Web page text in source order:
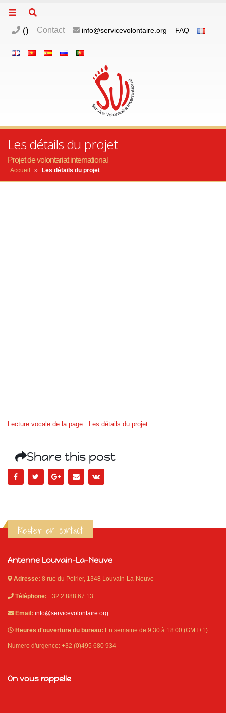
() Contact info@servicevolontaire.org FAQ
Les détails du projet
Projet de volontariat international
Accueil » Les détails du projet
Lecture vocale de la page : Les détails du projet
Share this post
Rester en contact
Antenne Louvain-La-Neuve
Adresse: 8 rue du Poirier, 1348 Louvain-La-Neuve
Téléphone: +32 2 888 67 13
Email: info@servicevolontaire.org
Heures d'ouverture du bureau: En semaine de 9:30 à 18:00 (GMT+1)
Numero d'urgence: +32 (0)495 680 934
On vous rappelle